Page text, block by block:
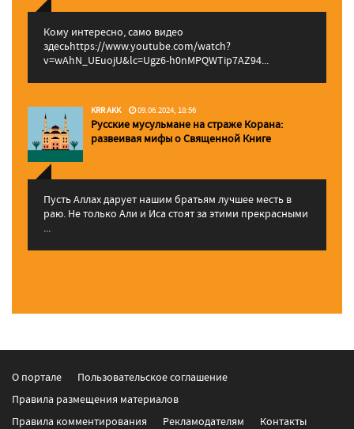
Кому интересно, само видео
здесьhttps://www.youtube.com/watch?
v=wAhN_UEuojU&lc=Ugz6-h0nMPQWTip7AZ94...
KRR AKK 09.06.2024, 18:56
Русские мусульмане на страже Корана:
pазвеивая мифы о Священной Книге
Пусть Аллах дарует нашим братьям лучшее месть в
раю. Не только Али и Иса стоят за этими прекрасными
...
О портале
Пользовательское соглашение
Правила размещения материалов
Правила комментирования
Рекламодателям Контакты